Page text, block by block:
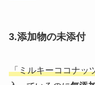
3.添加物の未添付
「ミルキーココナッ